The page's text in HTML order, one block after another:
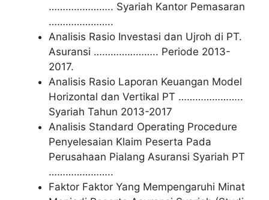
………………….. Syariah Kantor Pemasaran
…………………..
Analisis Rasio Investasi dan Ujroh di PT.
Asuransi ………………….. Periode 2013-
2017.
Analisis Rasio Laporan Keuangan Model
Horizontal dan Vertikal PT …………………..
Syariah Tahun 2013-2017
Analisis Standard Operating Procedure
Penyelesaian Klaim Peserta Pada
Perusahaan Pialang Asuransi Syariah PT
…………………..
Faktor Faktor Yang Mempengaruhi Minat